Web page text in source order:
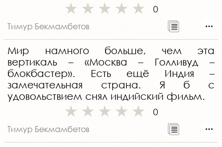
0
Тимур Бекмамбетов
Мир намного больше, чем эта
вертикаль – «Москва – Голливуд –
блокбастер». Есть ещё Индия –
замечательная страна. Я б с
удовольствием снял индийский фильм.
0
Тимур Бекмамбетов